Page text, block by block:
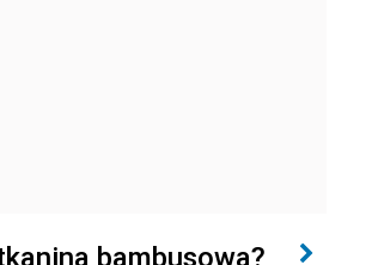
bambusowa?